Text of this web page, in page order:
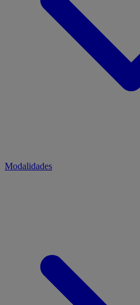
Modalidades